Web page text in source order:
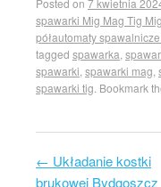
Posted on 7 kwietnia
spawarki Mig Mag Tig
półautomaty
tagged spawarka,
spawarki,spawarki mag,
spawarki tig. Bookmark
← Układanie kostki
brukowej Bydgoszcz